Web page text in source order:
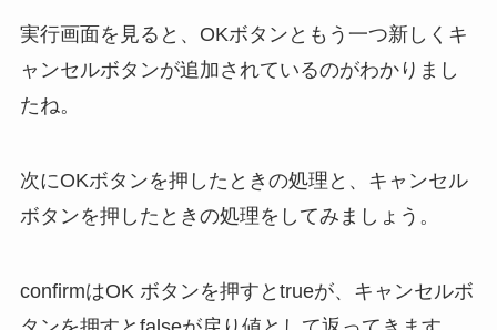
実行画面を見ると、OKボタンともう一つ新しくキ
ャンセルボタンが追加されているのがわかりまし
たね。
次にOKボタンを押したときの処理と、キャンセル
ボタンを押したときの処理をしてみましょう。
confirmはOK ボタンを押すとtrueが、キャンセルボ